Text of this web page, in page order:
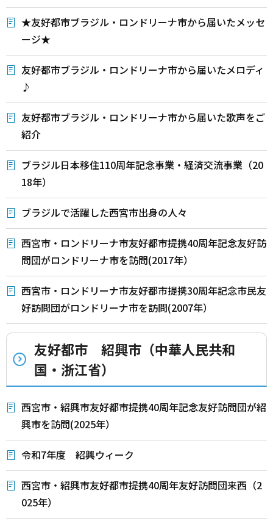
★友好都市ブラジル・ロンドリーナ市から届いたメッセ
ージ★
友好都市ブラジル・ロンドリーナ市から届いたメロディ
♪
友好都市ブラジル・ロンドリーナ市から届いた歌声をご
紹介
ブラジル日本移住110周年記念事業・経済交流事業（20
18年）
ブラジルで活躍した西宮市出身の人々
西宮市・ロンドリーナ市友好都市提携40周年記念友好訪
問団がロンドリーナ市を訪問(2017年）
西宮市・ロンドリーナ市友好都市提携30周年記念市民友
好訪問団がロンドリーナ市を訪問(2007年）
友好都市 紹興市（中華人民共和
国・浙江省）
西宮市・紹興市友好都市提携40周年記念友好訪問団が紹
興市を訪問(2025年）
令和7年度 紹興ウィーク
西宮市・紹興市友好都市提携40周年友好訪問団来西（2
025年）